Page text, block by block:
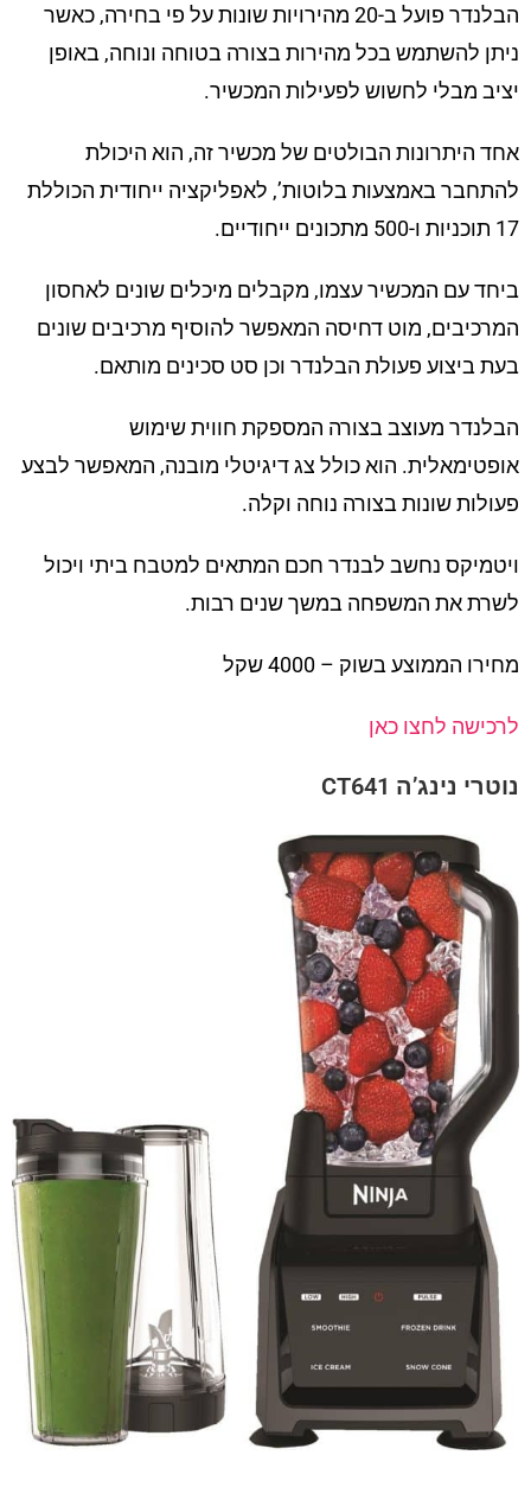
הבלנדר פועל ב-20 מהירויות שונות על פי בחירה, כאשר
ניתן להשתמש בכל מהירות בצורה בטוחה ונוחה, באופן
יציב מבלי לחשוש לפעילות המכשיר.
אחד היתרונות הבולטים של מכשיר זה, הוא היכולת
להתחבר באמצעות בלוטות’, לאפליקציה ייחודית הכוללת
17 תוכניות ו-500 מתכונים ייחודיים.
ביחד עם המכשיר עצמו, מקבלים מיכלים שונים לאחסון
המרכיבים, מוט דחיסה המאפשר להוסיף מרכיבים שונים
בעת ביצוע פעולת הבלנדר וכן סט סכינים מותאם.
הבלנדר מעוצב בצורה המספקת חווית שימוש
אופטימאלית. הוא כולל צג דיגיטלי מובנה, המאפשר לבצע
פעולות שונות בצורה נוחה וקלה.
ויטמיקס נחשב לבנדר חכם המתאים למטבח ביתי ויכול
לשרת את המשפחה במשך שנים רבות.
מחירו הממוצע בשוק – 4000 שקל
לרכישה לחצו כאן
נוטרי נינג’ה CT641